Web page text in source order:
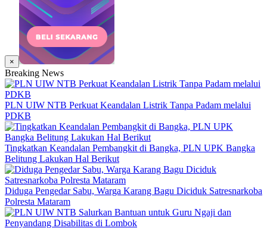
×
Breaking News
PLN UIW NTB Perkuat Keandalan Listrik Tanpa Padam melalui
PDKB
Tingkatkan Keandalan Pembangkit di Bangka, PLN UPK Bangka
Belitung Lakukan Hal Berikut
Diduga Pengedar Sabu, Warga Karang Bagu Diciduk Satresnarkoba
Polresta Mataram